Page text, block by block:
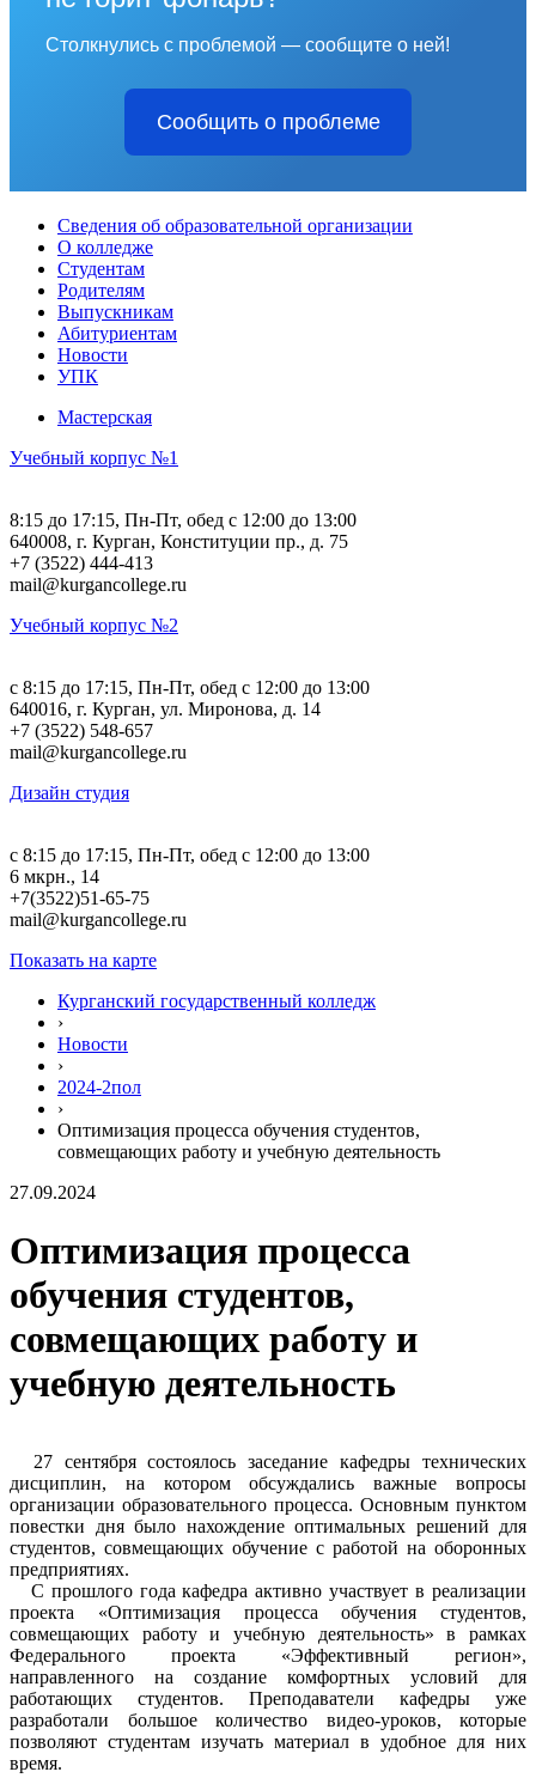
Столкнулись с проблемой — сообщите о ней!
Сообщить о проблеме
Сведения об образовательной организации
О колледже
Студентам
Родителям
Выпускникам
Абитуриентам
Новости
УПК
Мастерская
Учебный корпус №1
8:15 до 17:15, Пн-Пт, обед с 12:00 до 13:00
640008, г. Курган, Конституции пр., д. 75
+7 (3522) 444-413
mail@kurgancollege.ru
Учебный корпус №2
c 8:15 до 17:15, Пн-Пт, обед с 12:00 до 13:00
640016, г. Курган, ул. Миронова, д. 14
+7 (3522) 548-657
mail@kurgancollege.ru
Дизайн студия
c 8:15 до 17:15, Пн-Пт, обед с 12:00 до 13:00
6 мкрн., 14
+7(3522)51-65-75
mail@kurgancollege.ru
Показать на карте
Курганский государственный колледж
›
Новости
›
2024-2пол
›
Оптимизация процесса обучения студентов,
совмещающих работу и учебную деятельность
27.09.2024
Оптимизация процесса
обучения студентов,
совмещающих работу и
учебную деятельность
27 сентября состоялось заседание кафедры технических
дисциплин, на котором обсуждались важные вопросы
организации образовательного процесса. Основным пунктом
повестки дня было нахождение оптимальных решений для
студентов, совмещающих обучение с работой на оборонных
предприятиях.
С прошлого года кафедра активно участвует в реализации
проекта «Оптимизация процесса обучения студентов,
совмещающих работу и учебную деятельность» в рамках
Федерального проекта «Эффективный регион»,
направленного на создание комфортных условий для
работающих студентов. Преподаватели кафедры уже
разработали большое количество видео-уроков, которые
позволяют студентам изучать материал в удобное для них
время.